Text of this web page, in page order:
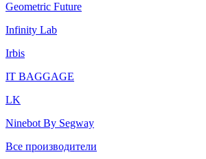
Geometric Future
Infinity Lab
Irbis
IT BAGGAGE
LK
Ninebot By Segway
Все производители